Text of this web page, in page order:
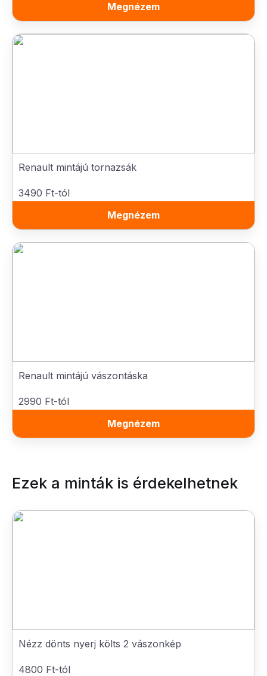
Megnézem
Renault mintájú tornazsák
3490 Ft-tól
Megnézem
Renault mintájú vászontáska
2990 Ft-tól
Megnézem
Ezek a minták is érdekelhetnek
Nézz dönts nyerj költs 2 vászonkép
4800 Ft-tól